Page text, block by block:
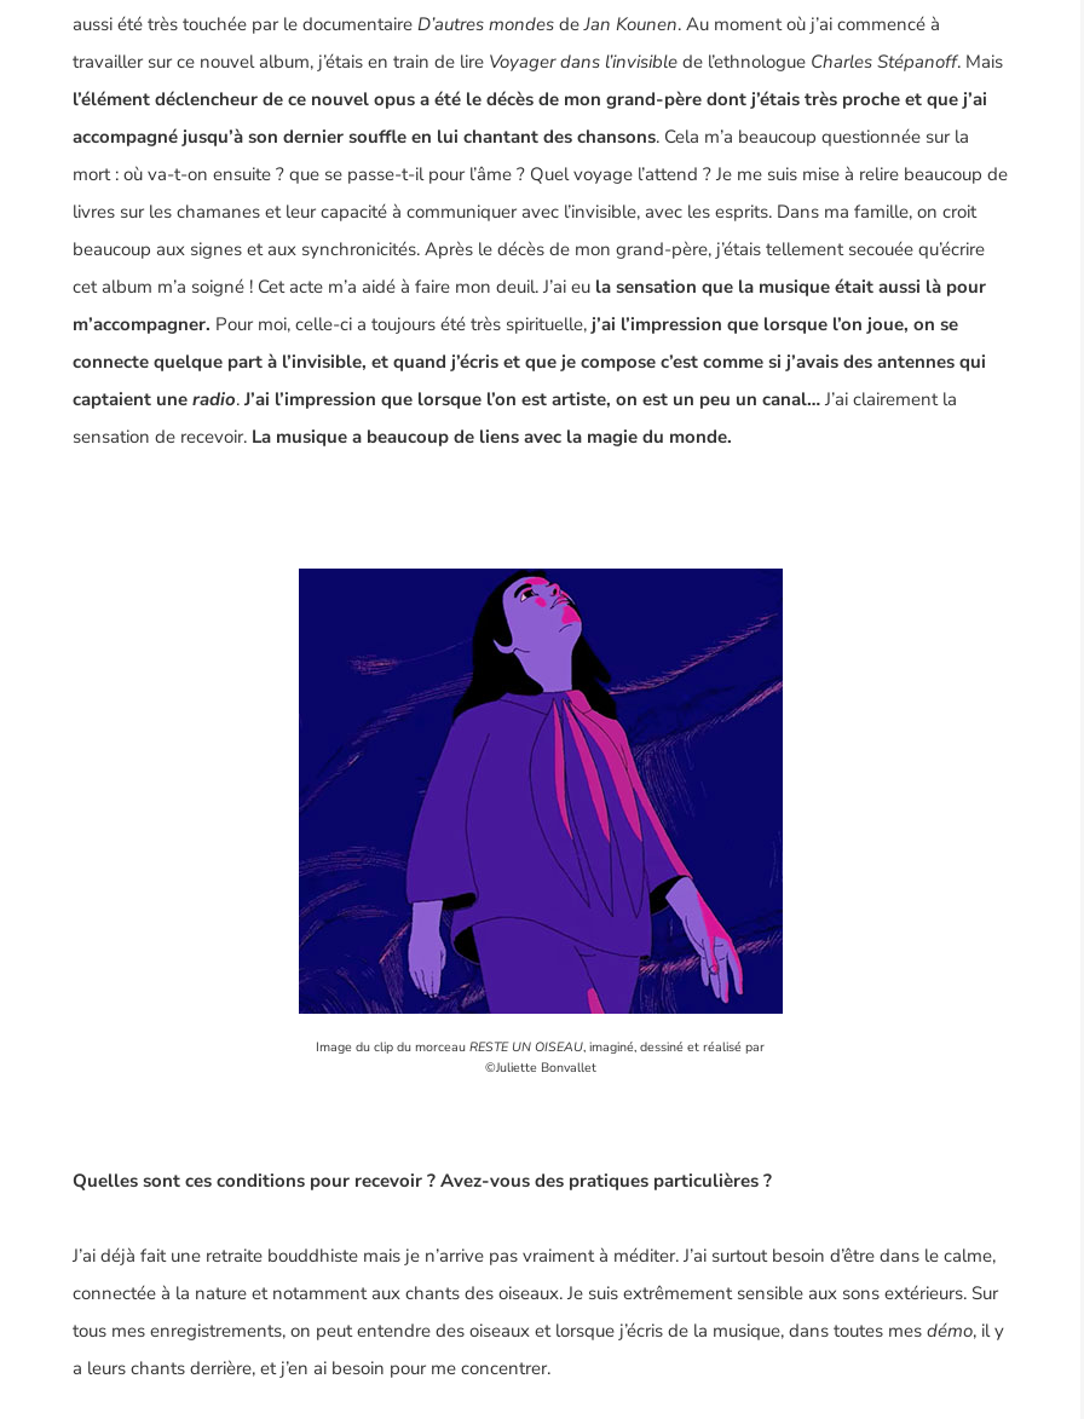
aussi été très touchée par le documentaire D’autres mondes deJan Kounen. Au moment où j’ai commencé à
travailler sur ce nouvel album, j’étais en train de lire Voyager dans l’invisible de l’ethnologue Charles Stépanoff. Mais
l’élément déclencheur de ce nouvel opus a été le décès de mon grand-père dont j’étais très proche et que j’ai
accompagné jusqu’à son dernier souffle en lui chantant des chansons. Cela m’a beaucoup questionnée sur la
mort : où va-t-on ensuite ? que se passe-t-il pour l’âme ? Quel voyage l’attend ? Je me suis mise à relire beaucoup de
livres sur les chamanes et leur capacité à communiquer avec l’invisible, avec les esprits. Dans ma famille, on croit
beaucoup aux signes et aux synchronicités. Après le décès de mon grand-père, j’étais tellement secouée qu’écrire
cet album m’a soigné ! Cet acte m’a aidé à faire mon deuil. J’ai eu la sensation que la musique était aussi là pour
m’accompagner. Pour moi, celle-ci a toujours été très spirituelle, j’ai l’impression que lorsque l’on joue, on se
connecte quelque part à l’invisible, et quand j’écris et que je compose c’est comme si j’avais des antennes qui
captaient une radio. J’ai l’impression que lorsque l’on est artiste, on est un peu un canal… J’ai clairement la
sensation de recevoir. La musique a beaucoup de liens avec la magie du monde.
Image du clip du morceau RESTE UN OISEAU, imaginé, dessiné et réalisé par
©Juliette Bonvallet
Quelles sont ces conditions pour recevoir ? Avez-vous des pratiques particulières ?
J’ai déjà fait une retraite bouddhiste mais je n’arrive pas vraiment à méditer. J’ai surtout besoin d’être dans le calme,
connectée à la nature et notamment aux chants des oiseaux. Je suis extrêmement sensible aux sons extérieurs. Sur
tous mes enregistrements, on peut entendre des oiseaux et lorsque j’écris de la musique, dans toutes mes démo, il y
a leurs chants derrière, et j’en ai besoin pour me concentrer.